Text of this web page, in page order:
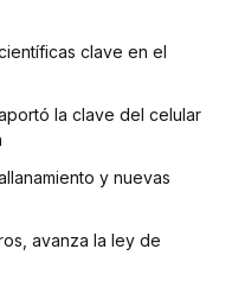
clave en el
la clave del celular
y nuevas
avanza la ley de